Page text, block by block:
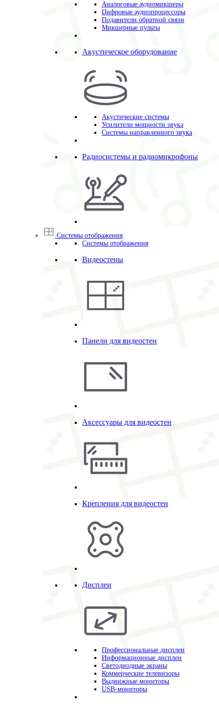
Аналоговые аудиомикшеры
Цифровые аудиопроцессоры
Подавители обратной связи
Микшерные пульты
Акустическое оборудование
Акустические системы
Усилители мощности звука
Системы направленного звука
Радиосистемы и радиомикрофоны
Системы отображения
Системы отображения
Видеостены
Панели для видеостен
Аксессуары для видеостен
Крепления для видеостен
Дисплеи
Профессиональные дисплеи
Информационные дисплеи
Светодиодные экраны
Коммерческие телевизоры
Выдвижные мониторы
USB-мониторы